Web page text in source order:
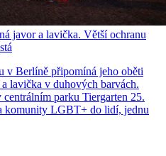
javor a lavička. Větší ochranu
v Berlíně připomíná jeho oběti
lavička v duhových barvách.
parku Tiergarten 25.
komunity LGBT+ do lidí, jednu